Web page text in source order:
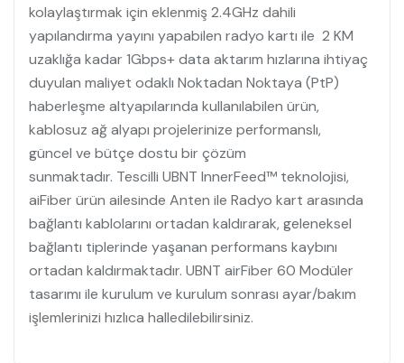
kolaylaştırmak için eklenmiş 2.4GHz dahili
yapılandırma yayını yapabilen radyo kartı ile 2 KM
uzaklığa kadar 1Gbps+ data aktarım hızlarına ihtiyaç
duyulan maliyet odaklı Noktadan Noktaya (PtP)
haberleşme altyapılarında kullanılabilen ürün,
kablosuz ağ alyapı projelerinize performanslı,
güncel ve bütçe dostu bir çözüm
sunmaktadır. Tescilli UBNT InnerFeed™ teknolojisi,
aiFiber ürün ailesinde Anten ile Radyo kart arasında
bağlantı kablolarını ortadan kaldırarak, geleneksel
bağlantı tiplerinde yaşanan performans kaybını
ortadan kaldırmaktadır. UBNT airFiber 60 Modüler
tasarımı ile kurulum ve kurulum sonrası ayar/bakım
işlemlerinizi hızlıca halledilebilirsiniz.